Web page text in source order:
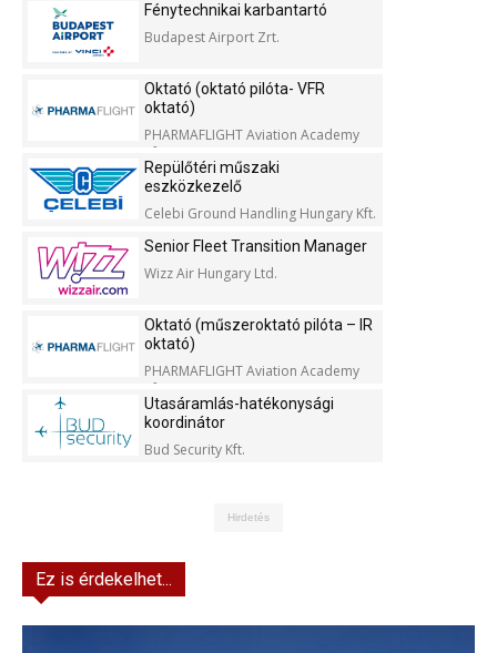
Fénytechnikai karbantartó
Budapest Airport Zrt.
Oktató (oktató pilóta- VFR
oktató)
PHARMAFLIGHT Aviation Academy
Kft.
Repülőtéri műszaki
eszközkezelő
Celebi Ground Handling Hungary Kft.
Senior Fleet Transition Manager
Wizz Air Hungary Ltd.
Oktató (műszeroktató pilóta – IR
oktató)
PHARMAFLIGHT Aviation Academy
Kft.
Utasáramlás-hatékonysági
koordinátor
Bud Security Kft.
Hirdetés
Ez is érdekelhet...